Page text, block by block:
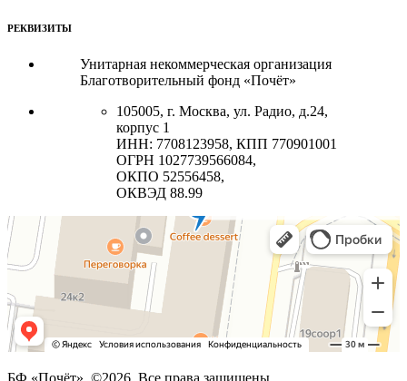
РЕКВИЗИТЫ
Унитарная некоммерческая организация
Благотворительный фонд «Почёт»
105005, г. Москва, ул. Радио, д.24,
корпус 1
ИНН: 7708123958, КПП 770901001
ОГРН 1027739566084,
ОКПО 52556458,
ОКВЭД 88.99
БФ «Почёт». ©2026. Все права защищены